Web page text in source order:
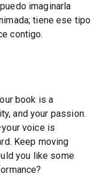
imaginarla
tiene ese tipo
contigo.
book is a
and your passion.
voice is
Keep moving
you like some